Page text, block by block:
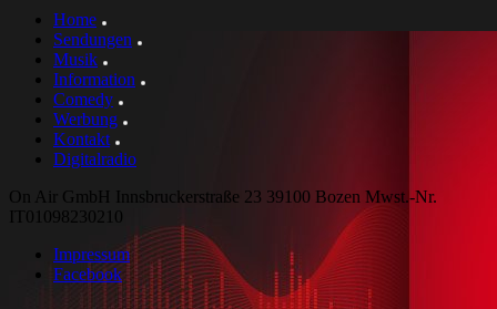
Home
Sendungen
Musik
Information
Comedy
Werbung
Kontakt
Digitalradio
On Air GmbH Innsbruckerstraße 23 39100 Bozen Mwst.-Nr.
IT01098230210
Impressum
Facebook